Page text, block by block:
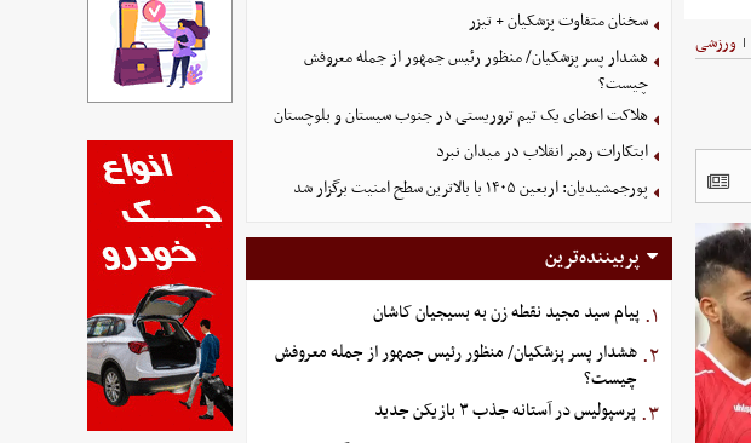
| ورزشی
سخنان متفاوت پزشکیان + تیزر
هشدار پسر پزشکیان/ منظور رئیس جمهور از جمله معروفش
چیست؟
هلاکت اعضای یک تیم تروریستی در جنوب سیستان و بلوچستان
ابتکارات رهبر انقلاب در میدان نبرد
پورجمشیدیان: اربعین ۱۴۰۵ با بالاترین سطح امنیت برگزار شد
پربیننده‌ترین
۱. پیام سید مجید نقطه زن به بسیجیان کاشان
۲. هشدار پسر پزشکیان/ منظور رئیس جمهور از جمله معروفش
چیست؟
۳. پرسپولیس در آستانه جذب ۳ بازیکن جدید